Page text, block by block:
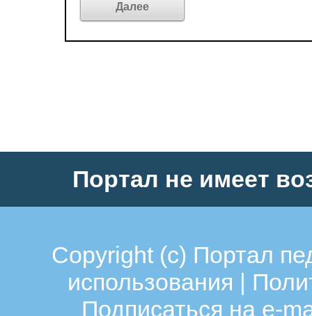
Портал не имеет
Copyright (c) Портал
использования |
Подписаться на e-